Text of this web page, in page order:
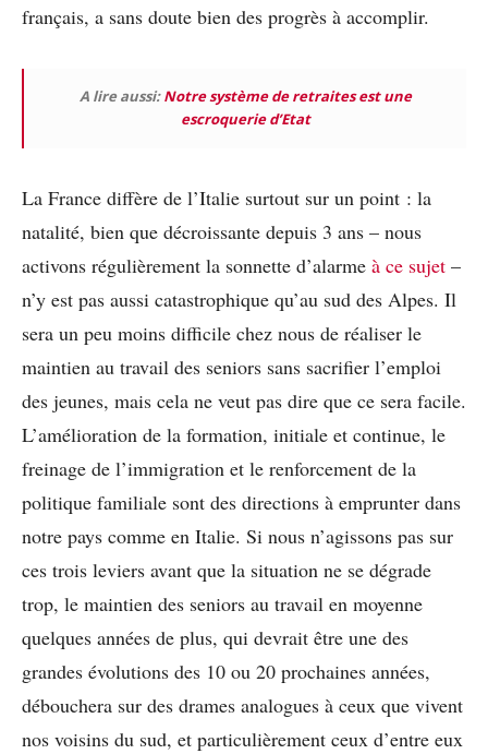
français, a sans doute bien des progrès à accomplir.
A lire aussi:Notre système de retraites est une
escroquerie d’Etat
La France diffère de l’Italie surtout sur un point : la
natalité, bien que décroissante depuis 3 ans – nous
activons régulièrement la sonnette d’alarme à ce sujet –
n’y est pas aussi catastrophique qu’au sud des Alpes. Il
sera un peu moins difficile chez nous de réaliser le
maintien au travail des seniors sans sacrifier l’emploi
des jeunes, mais cela ne veut pas dire que ce sera facile.
L’amélioration de la formation, initiale et continue, le
freinage de l’immigration et le renforcement de la
politique familiale sont des directions à emprunter dans
notre pays comme en Italie. Si nous n’agissons pas sur
ces trois leviers avant que la situation ne se dégrade
trop, le maintien des seniors au travail en moyenne
quelques années de plus, qui devrait être une des
grandes évolutions des 10 ou 20 prochaines années,
débouchera sur des drames analogues à ceux que vivent
nos voisins du sud, et particulièrement ceux d’entre eux